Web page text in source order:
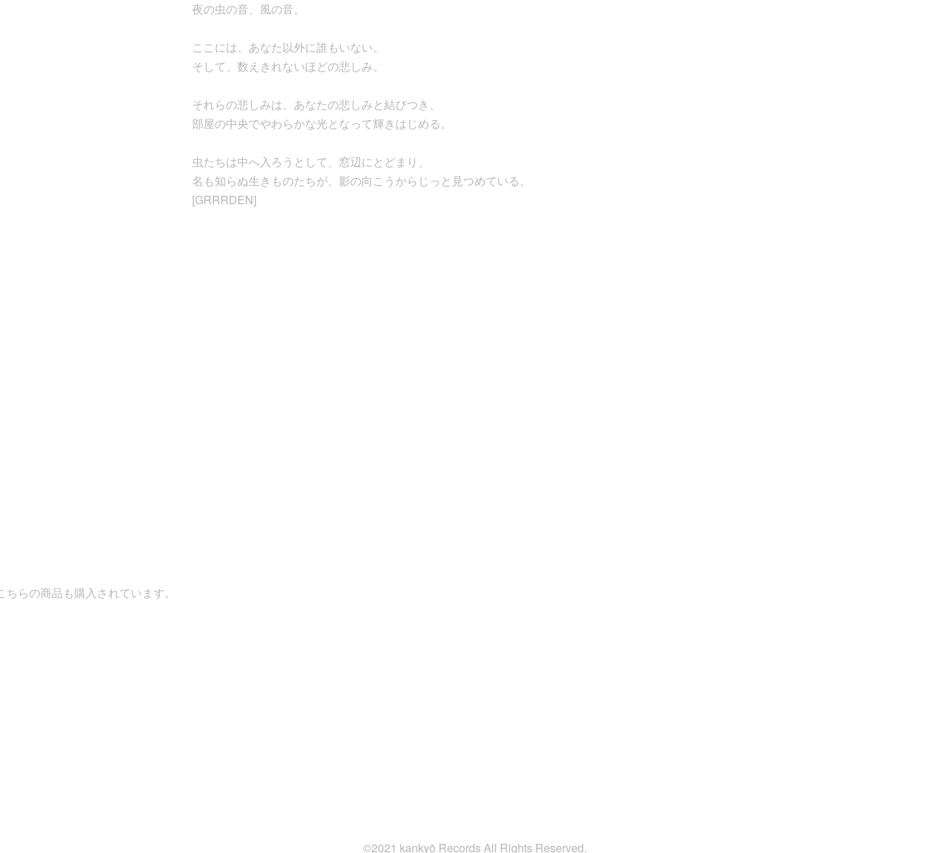
夜の虫の音、風の音。
ここには、あなた以外に誰もいない。
そして、数えきれないほどの悲しみ。
それらの悲しみは、あなたの悲しみと結びつき、
部屋の中央でやわらかな光となって輝きはじめる。
虫たちは中へ入ろうとして、窓辺にとどまり、
名も知らぬ生きものたちが、影の向こうからじっと見つめている。
[GRRRDEN]
入されています。
©2021 kankyō Records All Rights Reserved.